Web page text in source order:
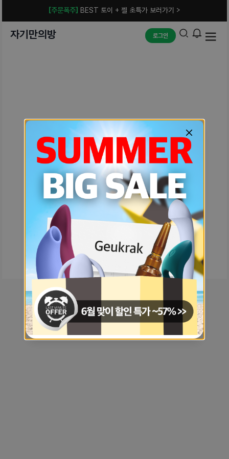
[주문폭주] BEST 토이 + 젤 초특가 보러가기 >
자기만의방 로그인
예상치 못한 에러입니다.